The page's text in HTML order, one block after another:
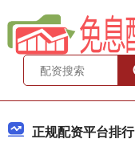
正规配资平台排行